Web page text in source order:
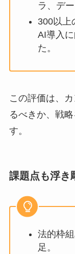
ラ、デ
300以上
AI導入
た。
この評価は、
るべきか、戦
す。
課題点も浮き
法的枠
足。